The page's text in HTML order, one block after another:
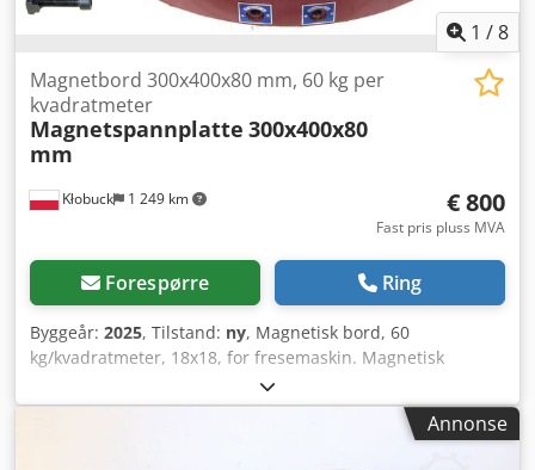
1 /8
Kłobuck 1 249 km
Magnetbord 300x400x80 mm, 60 kg per
kvadratmeter
Magnetspannplatte 300x400x80
mm
€ 800
Fast pris pluss MVA
Forespørre Ring
Byggeår: 2025, Tilstand: ny, Magnetisk bord, 60
kg/kvadratmeter, 18x18, for fresemaskin. Magnetisk
spennplate 200x300x80 mm, 60 kg/kvadratmeter, 18x18 –
470 EUR Magnetisk spennplate 200x400x80 mm, 60
kg/kvadratmeter, 18x18 – 660 EUR Magnetisk spennplate
Annonse